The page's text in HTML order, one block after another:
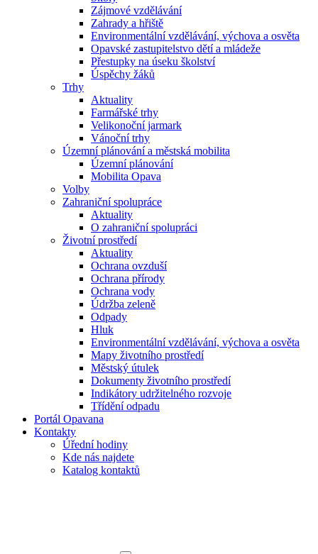
Zájmové vzdělávání
Zahrady a hřiště
Environmentální vzdělávání, výchova a osvěta
Opavské zastupitelstvo dětí a mládeže
Přestupky na úseku školství
Úspěchy žáků
Trhy
Aktuality
Farmářské trhy
Velikonoční jarmark
Vánoční trhy
Územní plánování a městská mobilita
Územní plánování
Mobilita Opava
Volby
Zahraniční spolupráce
Aktuality
O zahraniční spolupráci
Životní prostředí
Aktuality
Ochrana ovzduší
Ochrana přírody
Ochrana vody
Údržba zeleně
Odpady
Hluk
Environmentální vzdělávání, výchova a osvěta
Mapy životního prostředí
Městský útulek
Dokumenty životního prostředí
Indikátory udržitelného rozvoje
Třídění odpadu
Portál Opavana
Kontakty
Úřední hodiny
Kde nás najdete
Katalog kontaktů